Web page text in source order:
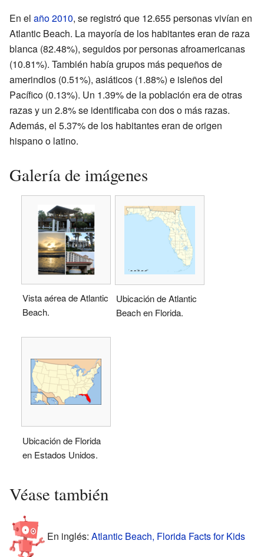
En el año 2010, se registró que 12.655 personas vivían en
Atlantic Beach. La mayoría de los habitantes eran de raza
blanca (82.48%), seguidos por personas afroamericanas
(10.81%). También había grupos más pequeños de
amerindios (0.51%), asiáticos (1.88%) e isleños del
Pacífico (0.13%). Un 1.39% de la población era de otras
razas y un 2.8% se identificaba con dos o más razas.
Además, el 5.37% de los habitantes eran de origen
hispano o latino.
Galería de imágenes
Vista aérea de Atlantic
Beach.
Ubicación de Atlantic
Beach en Florida.
Ubicación de Florida
en Estados Unidos.
Véase también
En inglés: Atlantic Beach, Florida Facts for Kids